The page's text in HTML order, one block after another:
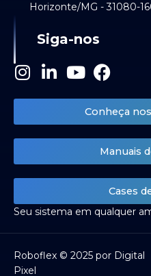
Horizonte/MG - 31080-
Siga-nos
I
s
t
a
r
m
L
n
k
e
i
-
Y
u
t
u
e
F
c
e
b
o
o
k
Conheça
Manuais
Cases
Seu sistema em qualquer
Roboflex © 2025 por Digital
Pixel